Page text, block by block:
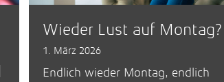
Wieder Lust auf Montag?
1. März 2026
Endlich wieder Montag, endlich